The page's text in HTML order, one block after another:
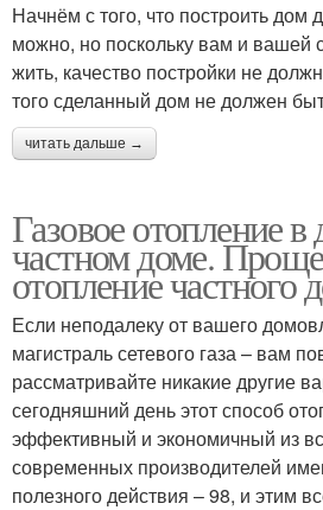
Начнём с того, что построить дом
можно, но поскольку вам и вашей
жить, качество постройки не
того сделанный дом не должен
читать дальше →
Газовое отопление
частном доме.
отопление частного
Если неподалеку от вашего
магистраль сетевого газа – вам
рассматривайте никакие другие
сегодняшний день этот способ
эффективный и экономичный из
современных производителей
полезного действия – 98, и этим